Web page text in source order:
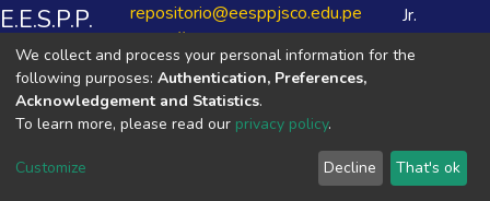
E.E.S.P.P.
José
Salvador
Cavero
Ovalle
repositorio@eesppjsco.edu.pe
https://repositorio.eesppjsco.edu.pe
Jr.
No 624
VER MIS ESTADÍSTICAS
We collect and process your personal information for the
following purposes: Authentication, Preferences,
Acknowledgement and Statistics.
To learn more, please read our privacy policy.
Customize Decline That's ok